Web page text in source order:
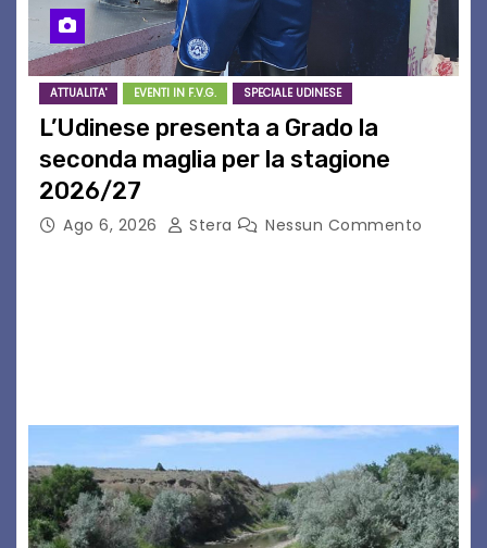
ATTUALITA' EVENTI IN F.V.G. SPECIALE UDINESE
L’Udinese presenta a Grado la
seconda maglia per la stagione
2026/27
Ago 6, 2026 Stera Nessun Commento